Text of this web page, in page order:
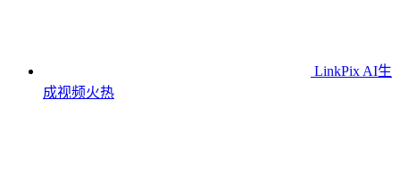
LinkPix AI生
成视频火热